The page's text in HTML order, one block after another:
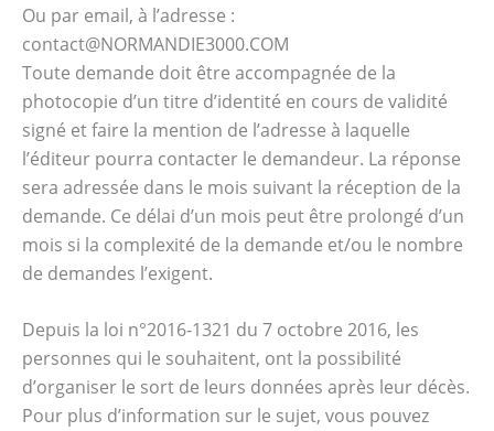
Ou par email, à l’adresse :
contact@NORMANDIE3000.COM
Toute demande doit être accompagnée de la
photocopie d’un titre d’identité en cours de validité
signé et faire la mention de l’adresse à laquelle
l’éditeur pourra contacter le demandeur. La réponse
sera adressée dans le mois suivant la réception de la
demande. Ce délai d’un mois peut être prolongé d’un
mois si la complexité de la demande et/ou le nombre
de demandes l’exigent.
Depuis la loi n°2016-1321 du 7 octobre 2016, les
personnes qui le souhaitent, ont la possibilité
d’organiser le sort de leurs données après leur décès.
Pour plus d’information sur le sujet, vous pouvez